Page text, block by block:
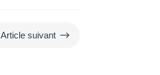
Article suivant $